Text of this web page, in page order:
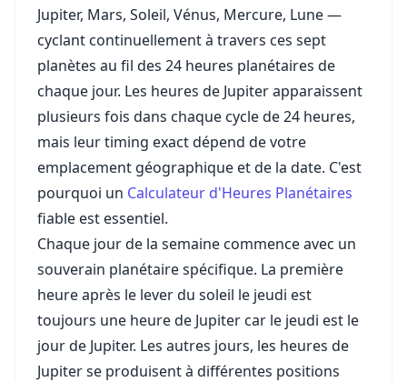
Jupiter, Mars, Soleil, Vénus, Mercure, Lune —
cyclant continuellement à travers ces sept
planètes au fil des 24 heures planétaires de
chaque jour. Les heures de Jupiter apparaissent
plusieurs fois dans chaque cycle de 24 heures,
mais leur timing exact dépend de votre
emplacement géographique et de la date. C'est
pourquoi un Calculateur d'Heures Planétaires
fiable est essentiel.
Chaque jour de la semaine commence avec un
souverain planétaire spécifique. La première
heure après le lever du soleil le jeudi est
toujours une heure de Jupiter car le jeudi est le
jour de Jupiter. Les autres jours, les heures de
Jupiter se produisent à différentes positions